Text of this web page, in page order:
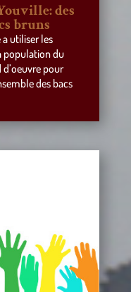
des
bruns
a utiliser les
population du
d’oeuvre pour
des bacs